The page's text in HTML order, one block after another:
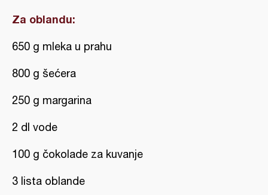
Za oblandu:
650 g mleka u prahu
800 g šećera
250 g margarina
2 dl vode
100 g čokolade za kuvanje
3 lista oblande